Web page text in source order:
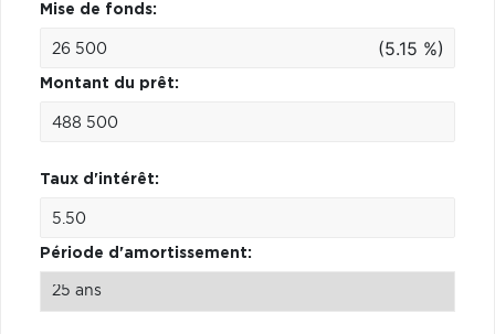
Mise de fonds:
(5.15 %)
Montant du prêt:
Taux d'intérêt:
Période d'amortissement: